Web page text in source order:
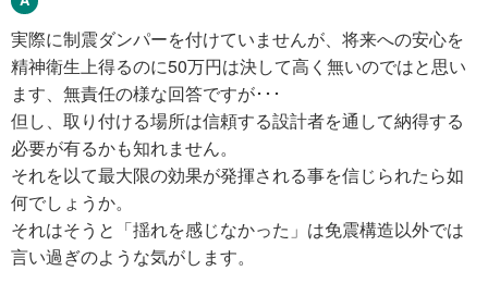
実際に制震ダンパーを付けていませんが、将来への安心を
精神衛生上得るのに50万円は決して高く無いのではと思い
ます、無責任の様な回答ですが･･･
但し、取り付ける場所は信頼する設計者を通して納得する
必要が有るかも知れません。
それを以て最大限の効果が発揮される事を信じられたら如
何でしょうか。
それはそうと「揺れを感じなかった」は免震構造以外では
言い過ぎのような気がします。